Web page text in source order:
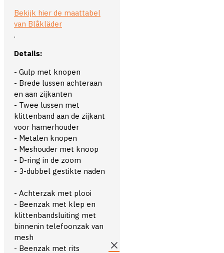
Bekijk hier de maattabel
van Blåkläder
.
Details:
- Gulp met knopen
- Brede lussen achteraan
en aan zijkanten
- Twee lussen met
klittenband aan de zijkant
voor hamerhouder
- Metalen knopen
- Meshouder met knoop
- D-ring in de zoom
- 3-dubbel gestikte naden
- Achterzak met plooi
- Beenzak met klep en
klittenbandsluiting met
binnenin telefoonzak van
mesh
- Beenzak met rits